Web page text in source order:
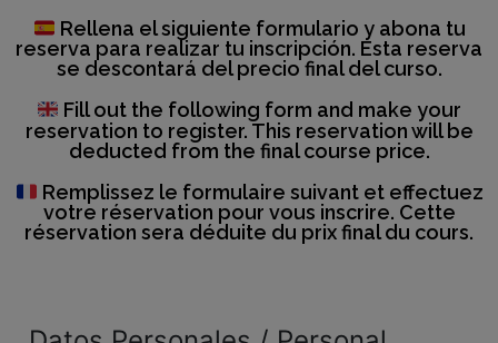
Rellena el siguiente formulario y abona tu
reserva para realizar tu inscripción. Esta reserva
se descontará del precio final del curso.
Fill out the following form and make your
reservation to register. This reservation will be
deducted from the final course price.
Remplissez le formulaire suivant et effectuez
votre réservation pour vous inscrire. Cette
réservation sera déduite du prix final du cours.